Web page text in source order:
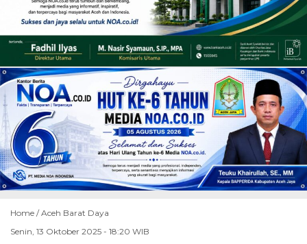
Home /Aceh Barat Daya
Senin, 13 Oktober 2025 - 18:20 WIB